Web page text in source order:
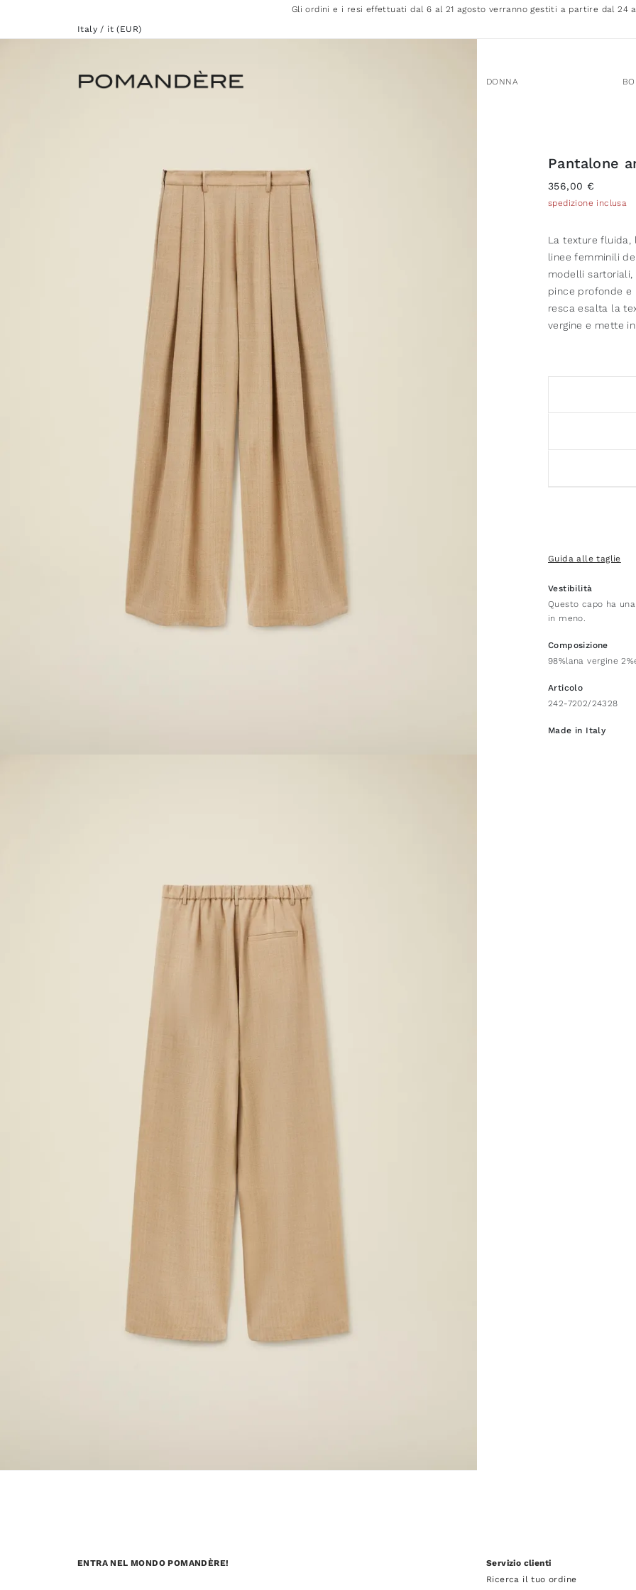
Gli ordini e i resi effettuati dal 6 al 21 agosto verranno gestiti a partire dal 24
Italy / it (EUR)
DONNA
Pantalone
356,00 €
spedizione inclusa
La texture fluida,
linee femminili
modelli
pince profonde e
resca esalta la
vergine e mette
Guida alle taglie
Vestibilità
Questo capo ha
in meno.
Composizione
98%lana vergine
Articolo
242-7202/24328
Made in Italy
ENTRA NEL MONDO POMANDÈRE!
Servizio clienti
Ricerca il tuo ordine